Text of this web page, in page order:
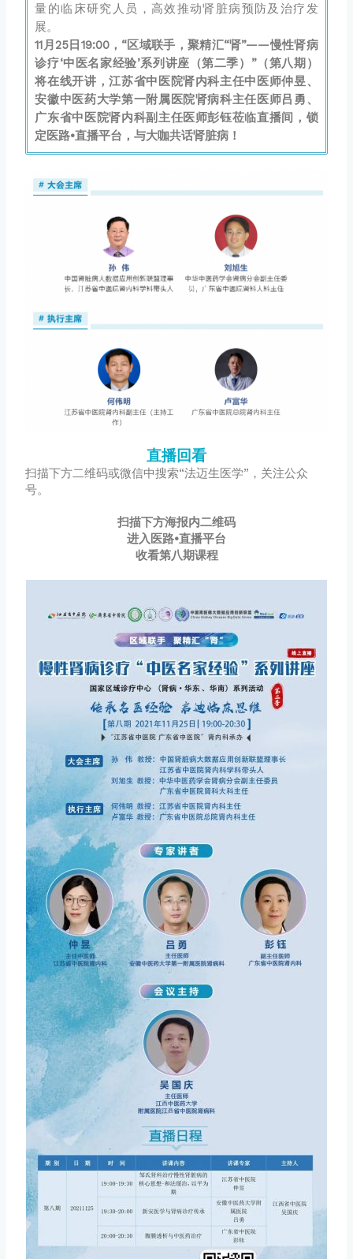
量的临床研究人员，高效推动肾脏病预防及治疗发
展。
11月25日19:00，“区域联手，聚精汇“肾”——慢性肾病
诊疗‘中医名家经验’系列讲座（第二季）”（第八期）
将在线开讲，江苏省中医院肾内科主任中医师仲昱、
安徽中医药大学第一附属医院肾病科主任医师吕勇、
广东省中医院肾内科副主任医师彭钰莅临直播间，锁
定医路•直播平台，与大咖共话肾脏病！
直播回看
扫描下方二维码或微信中搜索“法迈生医学”，关注公众
号。
扫描下方海报内二维码
进入医路•直播平台
收看第八期课程